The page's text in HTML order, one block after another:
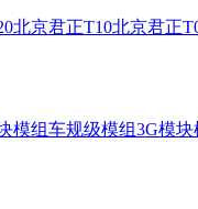
北京君正T10北京君正
模组车规级模组3G模块